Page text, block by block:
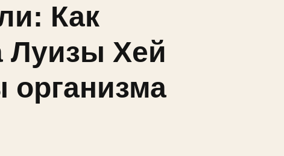
Как
Луизы Хей
организма